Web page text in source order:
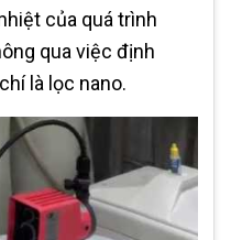
của quá trình
qua việc định
là lọc nano.